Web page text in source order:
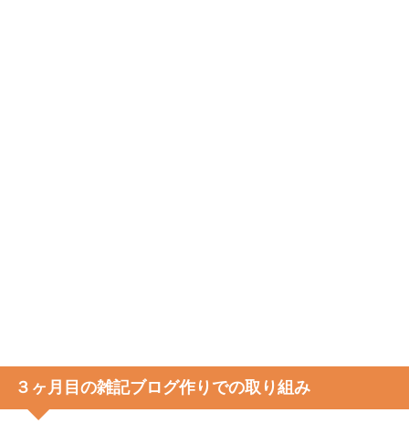
３ヶ月目の雑記ブログ作りでの取り組み